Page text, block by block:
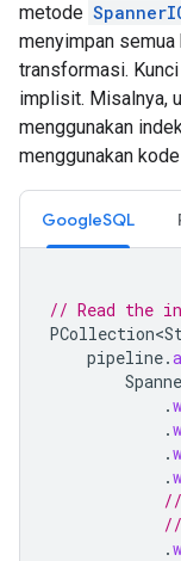
metode
menyimpan
transformasi.
implisit. Misalnya,
menggunakan
menggunakan
GoogleSQL
// Read the
pipeline.
.
.
.
.
//
.